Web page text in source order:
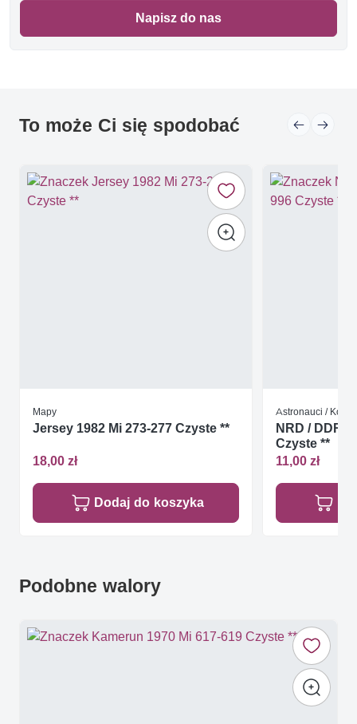
Napisz do nas
To może Ci się spodobać
Mapy
Jersey 1982 Mi 273-277 Czyste **
18,00 zł
Dodaj do koszyka
Astronauci /
NRD / DDR
Czyste **
11,00 zł
Podobne walory